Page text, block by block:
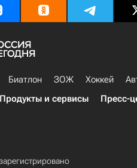
Биатлон ЗОЖ Хоккей
Продукты и сервисы Пресс-